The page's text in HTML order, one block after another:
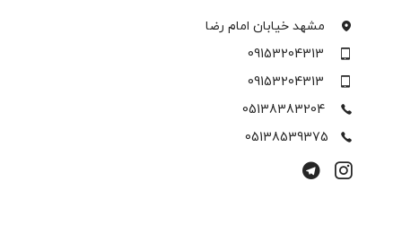
مشهد خیابان امام رضا
09153204313
09153204313
05138383204
05138539375